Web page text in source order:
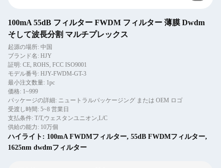
100mA 55dB フィルター FWDM フィルター 薄膜 Dwdm
そして波長分割 マルチプレックス
起源の場所: 中国
ブランド名: HJY
証明: CE, ROHS, FCC ISO9001
モデル番号: HJY-FWDM-GT-3
最小注文数量: 1pc
価格: 1~999
パッケージの詳細: ニュートラルパッケージング または OEM ロゴ
受渡し時間: 5~8 営業日
支払条件: T/T,ウェスタンユニオン,L/C
供給の能力: 10万個
ハイライト: 100mA FWDMフィルター, 55dB FWDMフィルター,
1625nm dwdmフィルター